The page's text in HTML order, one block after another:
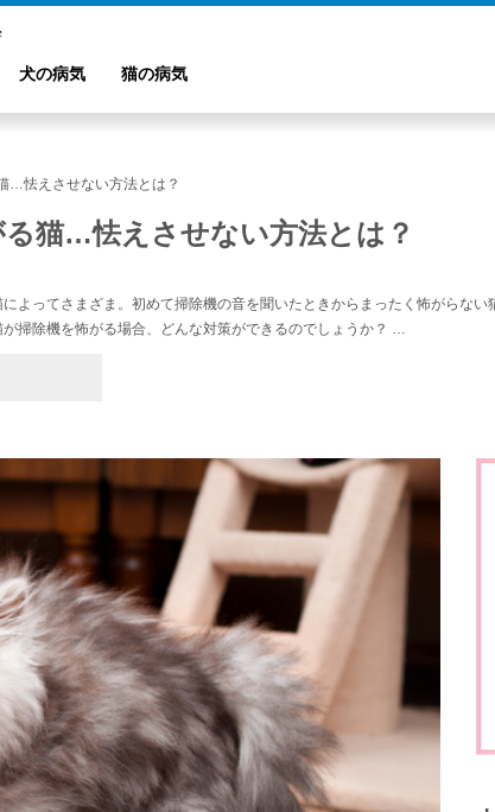
犬の病気 猫の病気
…怯えさせない方法とは？
猫…怯えさせない方法とは？
よってさまざま。初めて掃除機の音を聞いたときからまったく怖がらな
掃除機を怖がる場合、どんな対策ができるのでしょうか？ …